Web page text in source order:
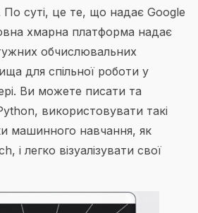
суті, це те, що надає Google
хмарна платформа надає
обчислювальних
для спільної роботи у
Ви можете писати та
використовувати такі
машинного навчання, як
і легко візуалізувати свої